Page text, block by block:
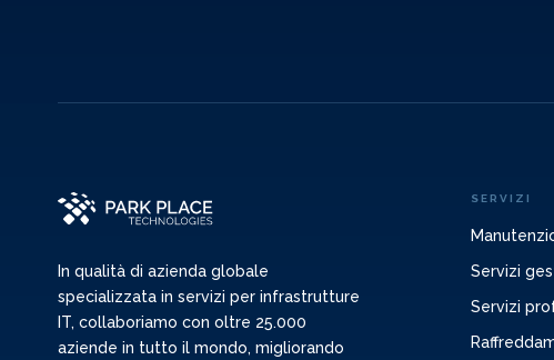
In qualità di azienda globale
specializzata in servizi per infrastrutture
IT, collaboriamo con oltre 25.000
aziende in tutto il mondo, migliorando
SERVIZI
Servizi
Servizi